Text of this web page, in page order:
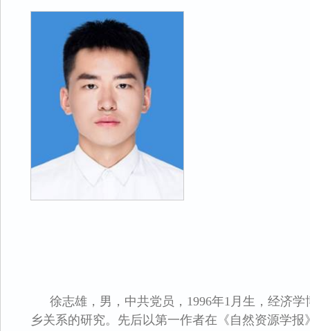
徐志雄，男，中共党员，1996年1月生，经济
乡关系的研究。先后以第一作者在《自然资源学